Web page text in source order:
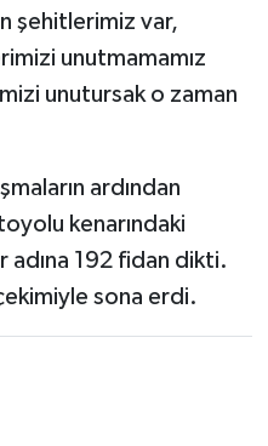
şehitlerimiz var,
unutmamamız
unutursak o zaman
ardından
kenarındaki
192 fidan dikti.
sona erdi.